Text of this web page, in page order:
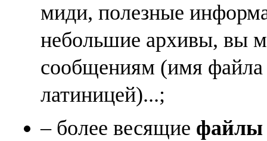
миди, полезные
небольшие архивы, вы
сообщениям (имя
латиницей)...;
– более весящие файлы